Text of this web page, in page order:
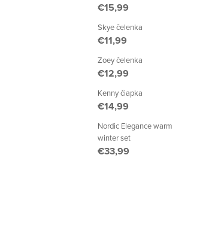
€15,99
Skye čelenka
€11,99
Zoey čelenka
€12,99
Kenny čiapka
€14,99
Nordic Elegance warm
winter set
€33,99